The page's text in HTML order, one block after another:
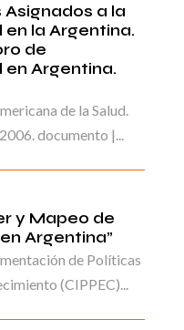
Asignados a la
la Argentina.
de
en Argentina.
de la Salud.
documento |...
y Mapeo de
Argentina”
de Políticas
(CIPPEC)...